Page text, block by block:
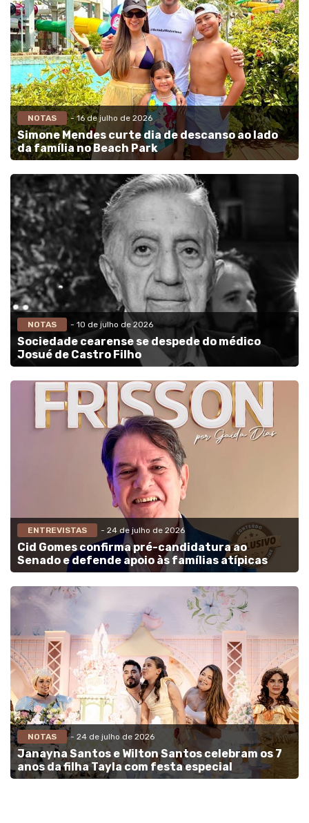
NOTAS - 16 de julho de 2026
Simone Mendes curte dia de descanso ao lado
da família no Beach Park
NOTAS - 10 de julho de 2026
Sociedade cearense se despede do médico
Josué de Castro Filho
ENTREVISTAS - 24 de julho de 2026
Cid Gomes confirma pré-candidatura ao
Senado e defende apoio às famílias atípicas
NOTAS - 24 de julho de 2026
Janayna Santos e Wilton Santos celebram os 7
anos da filha Tayla com festa especial